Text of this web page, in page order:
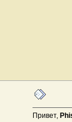
Привет,